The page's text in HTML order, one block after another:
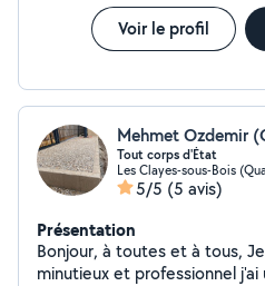
Voir le profil
Mehmet Ozdemir
Tout corps d'État
Les Clayes-sous-Bois
5/5 (5 avis)
Présentation
Bonjour, à toutes et à tous, Je suis très manuel
minutieux et professionnel